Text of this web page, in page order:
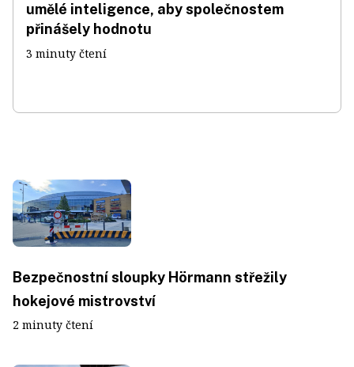
umělé inteligence, aby společnostem
přinášely hodnotu
3 minuty čtení
Bezpečnostní sloupky Hörmann střežily
hokejové mistrovství
2 minuty čtení